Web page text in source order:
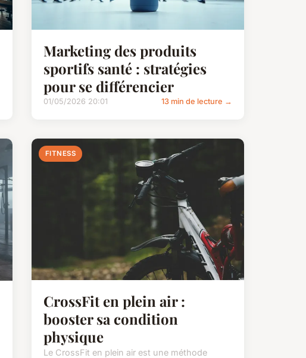
Marketing des produits
sportifs santé : stratégies
pour se différencier
01/05/2026 20:01 13 min de lecture →
FITNESS
CrossFit en plein air :
booster sa condition
physique
Le CrossFit en plein air est une méthode